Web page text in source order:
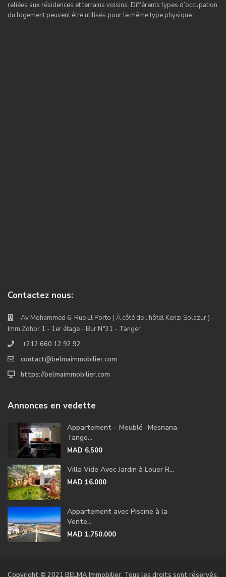
reliées aux résidences et terrains voisins. Différents types d’occupation
du logement peuvent être utilisés pour le même type physique.
Contactez nous:
Av Mohammed 6, Rue El Porto ( À côté de l'hôtel Kenzi Solazur ) -
Imm Zohor 1 - 1er étage - Bur N°31 - Tanger
+212 660 12 92 92
contact@belmaimmobilier.com
https://belmaimmobilier.com
Annonces en vedette
Appartement – Meublé -Mesnana-
Tange...
MAD 6.500
Villa Vide Avec Jardin à Louer R...
MAD 16.000
Appartement avec Piscine à la
Vente...
MAD 1.750.000
Copyright © 2021 BELMA Immobilier. Tous les droits sont réservés.